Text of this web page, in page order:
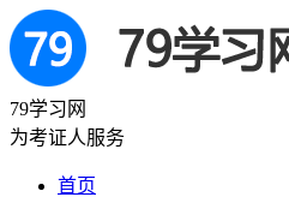
79学习网
为考证人服务
首页